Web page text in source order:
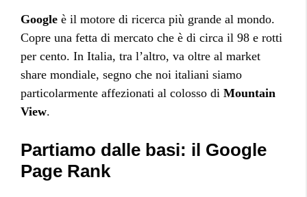
Google è il motore di ricerca più grande al mondo.
Copre una fetta di mercato che è di circa il 98 e rotti
per cento. In Italia, tra l’altro, va oltre al market
share mondiale, segno che noi italiani siamo
particolarmente affezionati al colosso di Mountain
View.
Partiamo dalle basi: il Google
Page Rank